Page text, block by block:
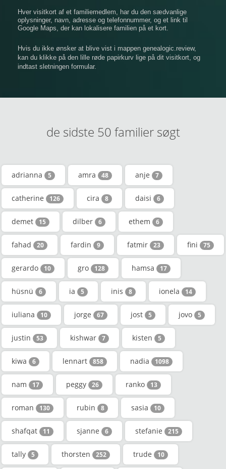
Hver visitkort af et familiemedlem, har du den sædvanlige
oplysninger, navn, adresse og telefonnummer, og et link til
Google Maps, der kan lokalisere familien på et kort.
Hvis du ikke ønsker at blive vist i mappen genealogic.review,
kan du klikke på den lille røde papirkurv lige på dit visitkort, og
indtast sletningen formular.
de sidste 50 familier søgt
adrianna 5 amra 48 anje 7
catherine 126 cira 8 daisi 6
demet 15 dilber 6 ethem 6
fahad 20 fardin 9 fatmir 23 fini 75
gerardo 10 gro 128 hamsa 17
hüsnü 6 ia 5 inis 8 ionela 14
iuliana 10 jorge 67 jost 5 jovo 5
justin 53 kishwar 7 kisten 5
kiwa 6 lennart 858 nadia 1098
nam 17 peggy 26 ranko 13
roman 130 rubin 8 sasia 10
shafqat 11 sjanne 6 stefanie 215
tally 5 thorsten 252 trude 10